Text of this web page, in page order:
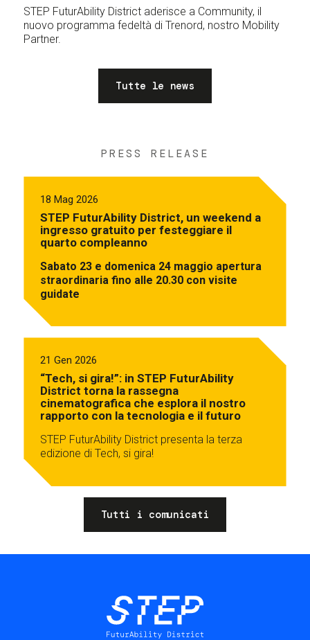
STEP FuturAbility District aderisce a Community, il
nuovo programma fedeltà di Trenord, nostro Mobility
Partner.
Tutte le news
PRESS RELEASE
18 Mag 2026
STEP FuturAbility District, un weekend a
ingresso gratuito per festeggiare il
quarto compleanno
Sabato 23 e domenica 24 maggio apertura
straordinaria fino alle 20.30 con visite
guidate
21 Gen 2026
“Tech, si gira!”: in STEP FuturAbility
District torna la rassegna
cinematografica che esplora il nostro
rapporto con la tecnologia e il futuro
STEP FuturAbility District presenta la terza
edizione di Tech, si gira!
Tutti i comunicati